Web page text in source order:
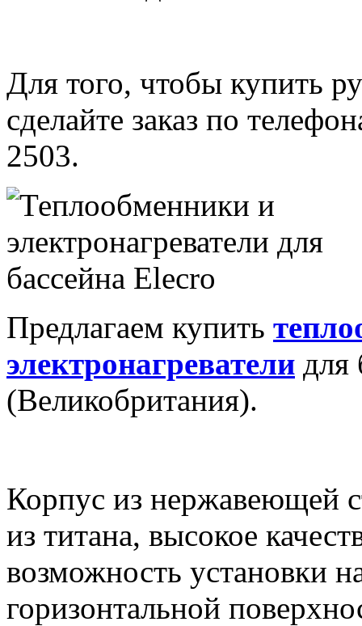
Для того, чтобы купить
сделайте заказ по
2503.
Предлагаем купить
электронагреватели для
(Великобритания).
Корпус из нержавеющей
из титана, высокое
возможность установки
горизонтальной